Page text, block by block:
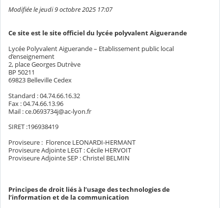
Modifiée le jeudi 9 octobre 2025 17:07
Ce site est le site officiel du lycée polyvalent Aiguerande
Lycée Polyvalent Aiguerande – Etablissement public local
d’enseignement
2, place Georges Dutrève
BP 50211
69823 Belleville Cedex
Standard : 04.74.66.16.32
Fax : 04.74.66.13.96
Mail : ce.0693734j@ac-lyon.fr
SIRET :196938419
Proviseure : Florence LEONARDI-HERMANT
Proviseure Adjointe LEGT : Cécile HERVOIT
Proviseure Adjointe SEP : Christel BELMIN
Principes de droit liés à l’usage des technologies de
l’information et de la communication